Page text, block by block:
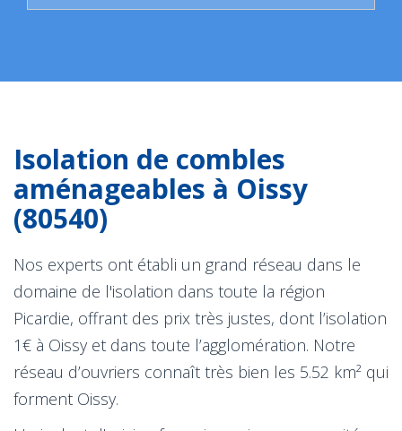
Isolation de combles
aménageables à Oissy
(80540)
Nos experts ont établi un grand réseau dans le
domaine de l'isolation dans toute la région
Picardie, offrant des prix très justes, dont l’isolation
1€ à Oissy et dans toute l’agglomération. Notre
réseau d’ouvriers connaît très bien les 5.52 km² qui
forment Oissy.